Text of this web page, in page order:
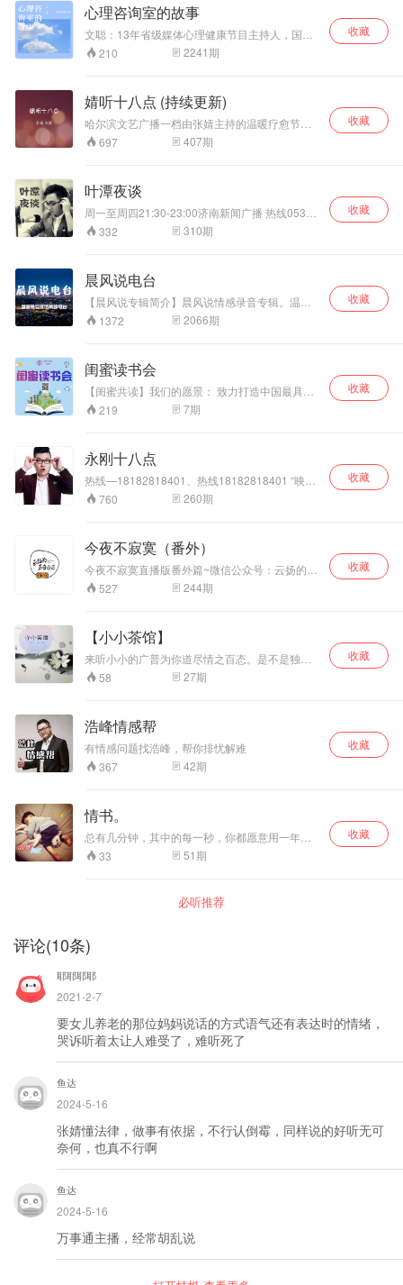
心理咨询室的故事
文聪：13年省级媒体心理健康节目主持人，国家
二级心理咨询师，中级社工师，一级播音员，接
听听众咨询案例4万余，心理咨询个案5000+小时
210 2241期
收藏
婧听十八点 (持续更新)
哈尔滨文艺广播一档由张婧主持的温暖疗愈节
目。活动信息请听直播。 抖音：主持人张婧//麻
697 407期
收藏
叶潭夜谈
周一至周四21:30-23:00济南新闻广播 热线0531-
82958399。 夜话精选：婚姻情感、家庭矛盾、
孩子教育、为人处世……
332 310期
收藏
晨风说电台
【晨风说专辑简介】晨风说情感录音专辑。温暖
抚慰，帮你解惑，20年专注情感心理解惑，治愈
你的情感心理婚恋烦恼。 【主播晨风简介】20年
《心事了无痕》《晨风说》，电视节目《相亲相
爱》。 音频节目合作请留言。工众号：晨风说。
围脖：晨风说。
1372 2066期
收藏
闺蜜读书会
【闺蜜共读】我们的愿景： 致力打造中国最具正
能量的书香图书馆，帮助1000万的中国女性，找
到学习基地，学习，成长，改变，构建每一个家
观： 一份成长，一份幸福，闺蜜共读，伴您一路
幸福！ 【书香殿堂】 1、心灵成长励志： 聆听心
灵之声，放飞心灵之翼，灿烂从心开始 2、幸福
婚姻密码： 幸福是种能力，拥有爱的能力，与他
永如初见 3、亲子儿童教育: 没有远见，必有近
只为更美 5、女性情商修炼: 人情练达，洞明世
事，情商，一门不得不修炼的艺术行为 6、女性
财商修炼：开源节流，理解财富、应用财富，新
时代女性能力必修课 7、女性职场修炼: 欲成大
哲思中滋养智慧 【闺蜜共读】我们的服务： 1、
一种习惯。 交流：与书友共读交流，学习不再孤
单。 分享：分享阅读优质读书笔记，把输出作为
钟，定时提醒战胜拖延。 精编：共读精编阅读资
料，为您扫清阅读障碍。 实训：深度阅读实操，
知行合一运用工作和生活。 3、 闺蜜听书： 21天
读书计划，闺蜜书友团精心归纳每一章节精华，
取优惠券即可反复回听） 4、闺蜜书友会 同城书
友，线上线下书友聚集，以书会友，结交优秀同
仁 亲爱的们，让我们一起开启自己的读书之旅，
跟随闺蜜共读学习，成长，改变，找到自己的幸
219 7期
收藏
永刚十八点
热线—18182818401、热线18182818401 “映照
内心盲点、打开心灵桎梏”，主持人永刚针对听众
提出的婚姻恋爱、家庭矛盾、职场困惑、绝对隐
目覆盖东北三省。 主持人永刚语言犀利、视角独
特，是”黑龙江省十佳主持人“、”哈尔滨德艺双馨
十佳主持人“、”哈尔滨十佳新闻工作者“、国家二
级心理咨询师，是黑龙江情感类节目的创始人，
在东北三省颇有影响力！
760 260期
收藏
今夜不寂寞（番外）
今夜不寂寞直播版番外篇~微信公众号：云扬的声
音日记
527 244期
收藏
【小小茶馆】
来听小小的广普为你道尽情之百态。是不是独特
而辨识度高呢？哈哈。我是洛小小，谢谢你的收
听。Q群：46142473
58 27期
收藏
浩峰情感帮
有情感问题找浩峰，帮你排忧解难
367
42期
收藏
情书。
总有几分钟，其中的每一秒，你都愿意用一年来
换取，总有几句话，其中的每一个字眼，你都在
每个夜晚反复温习。 我给你的爱，是一封永远读
33 51期
收藏
必听推荐
评论(10条)
耶耶耶耶
2021-2-7
要女儿养老的那位妈妈说话的方式语气还有表达时的情绪，
哭诉听着太让人难受了，难听死了
鱼达
2024-5-16
张婧懂法律，做事有依据，不行认倒霉，同样说的好听无可
奈何，也真不行啊
鱼达
2024-5-16
万事通主播，经常胡乱说